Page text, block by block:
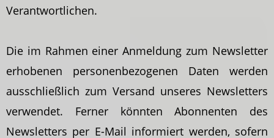
Verantwortlichen.
Die im Rahmen einer Anmeldung zum Newsletter
erhobenen personenbezogenen Daten werden
ausschließlich zum Versand unseres Newsletters
verwendet. Ferner könnten Abonnenten des
Newsletters per E-Mail informiert werden, sofern